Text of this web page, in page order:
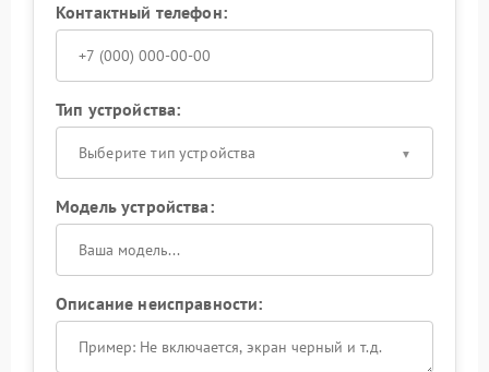
Контактный телефон:
Тип устройства:
Выберите тип устройства
Модель устройства:
Описание неисправности: